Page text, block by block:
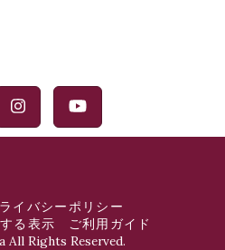
イバシーポリシー
る表示
ご利用ガイド
All Rights Reserved.